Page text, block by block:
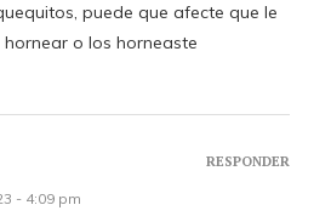
puede que afecte que le
o los horneaste
- 4:09 pm
RESPONDER